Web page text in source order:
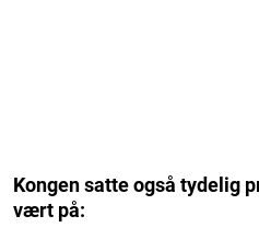
Kongen satte også tydelig
vært på: